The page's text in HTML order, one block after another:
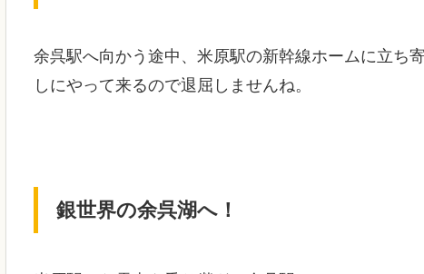
余呉駅へ向かう途中、米原駅の新幹線ホームに立ち
しにやって来るので退屈しませんね。
銀世界の余呉湖へ！